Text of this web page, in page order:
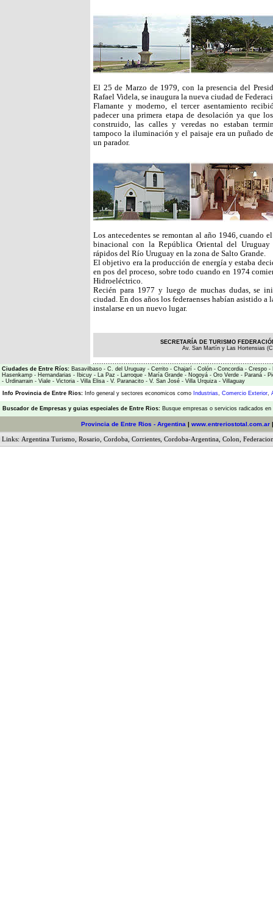
El 25 de Marzo de 1979, con la presencia del
Rafael Videla, se inaugura la nueva ciudad de
Flamante y moderno, el tercer asentamiento
padecer una primera etapa de desolación ya que
construido, las calles y veredas no estaban
tampoco la iluminación y el paisaje era un puñado
un parador.
Los antecedentes se remontan al año 1946, cuando
binacional con la República Oriental del Uruguay
rápidos del Río Uruguay en la zona de Salto Grande.
El objetivo era la producción de energía y estaba
en pos del proceso, sobre todo cuando en 1974
Hidroeléctrico.
Recién para 1977 y luego de muchas dudas, se
ciudad. En dos años los federaenses habían asistido
instalarse en un nuevo lugar.
SECRETARÍA DE TURISMO
Av. San Martín y Las Hortensias
Ciudades de Entre Ríos: Basavilbaso - C. del Uruguay - Cerrito - Chajarí - Colón - Concordia - Crespo -
Hasenkamp - Hernandarias - Ibicuy - La Paz - Larroque - María Grande - Nogoyá - Oro Verde - Paraná -
- Urdinarrain - Viale - Victoria - Villa Elisa - V. Paranacito - V. San José - Villa Urquiza - Villaguay
Info Provincia de Entre Rios: Info general y sectores economicos como Industrias, Comercio Exterior,
Buscador de Empresas y guias especiales de Entre Rios: Busque empresas o servicios radicados
Provincia de Entre Rios - Argentina | www.entreriostotal.com.ar
Links: Argentina Turismo Rosario Cordoba Corrientes Cordoba-Argentina Colon